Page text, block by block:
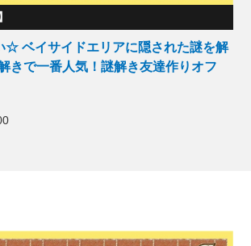
☆ ベイサイドエリアに隠された謎を解
きで一番人気！謎解き友達作りオフ